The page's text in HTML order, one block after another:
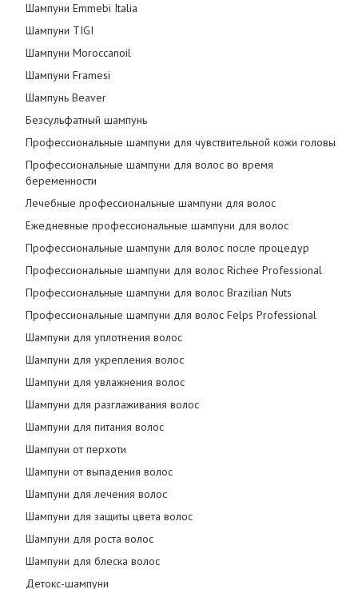
Шампуни Emmebi Italia
Шампуни TIGI
Шампуни Moroccanoil
Шампуни Framesi
Шампунь Beaver
Безсульфатный шампунь
Профессиональные шампуни для чувствительной кожи головы
Профессиональные шампуни для волос во время
беременности
Лечебные профессиональные шампуни для волос
Ежедневные профессиональные шампуни для волос
Профессиональные шампуни для волос после процедур
Профессиональные шампуни для волос Richee Professional
Профессиональные шампуни для волос Brazilian Nuts
Профессиональные шампуни для волос Felps Professional
Шампуни для уплотнения волос
Шампуни для укрепления волос
Шампуни для увлажнения волос
Шампуни для разглаживания волос
Шампуни для питания волос
Шампуни от перхоти
Шампуни от выпадения волос
Шампуни для лечения волос
Шампуни для защиты цвета волос
Шампуни для роста волос
Шампуни для блеска волос
Детокс-шампуни